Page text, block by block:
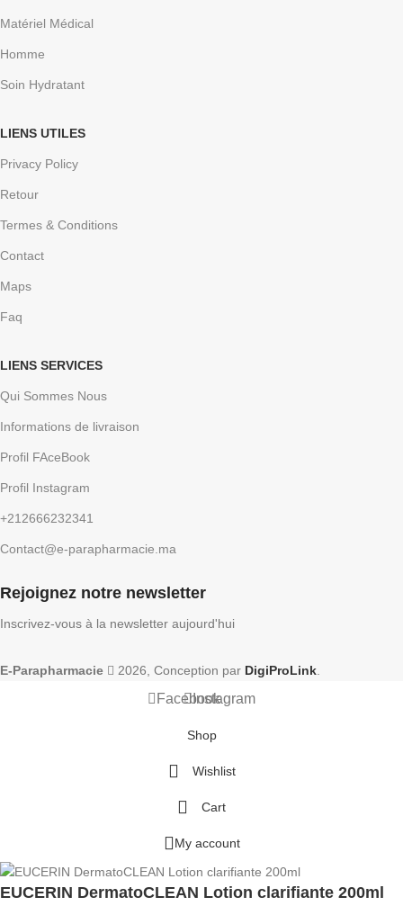
Matériel Médical
Homme
Soin Hydratant
LIENS UTILES
Privacy Policy
Retour
Termes & Conditions
Contact
Maps
Faq
LIENS SERVICES
Qui Sommes Nous
Informations de livraison
Profil FAceBook
Profil Instagram
+212666232341
Contact@e-parapharmacie.ma
Rejoignez notre newsletter
Inscrivez-vous à la newsletter aujourd'hui
E-Parapharmacie 2026, Conception par DigiProLink
FacebookInstagram
Shop
Wishlist
Cart
My account
EUCERIN DermatoCLEAN Lotion clarifiante 200ml